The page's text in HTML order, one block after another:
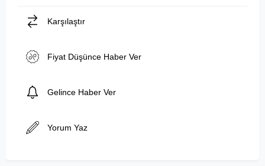
Karşılaştır
Fiyat Düşünce Haber Ver
Gelince Haber Ver
Yorum Yaz